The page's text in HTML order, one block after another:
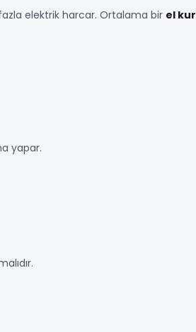
elektrik harcar. Ortalama bir el
yapar.